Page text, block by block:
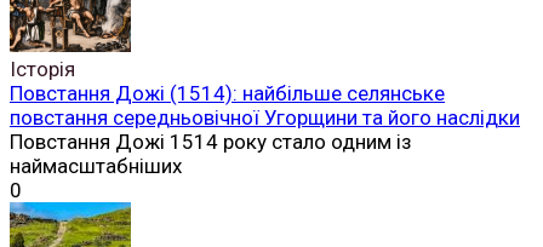
Історія
Повстання Дожі (1514): найбільше селянське
повстання середньовічної Угорщини та його наслідки
Повстання Дожі 1514 року стало одним із
наймасштабніших
0